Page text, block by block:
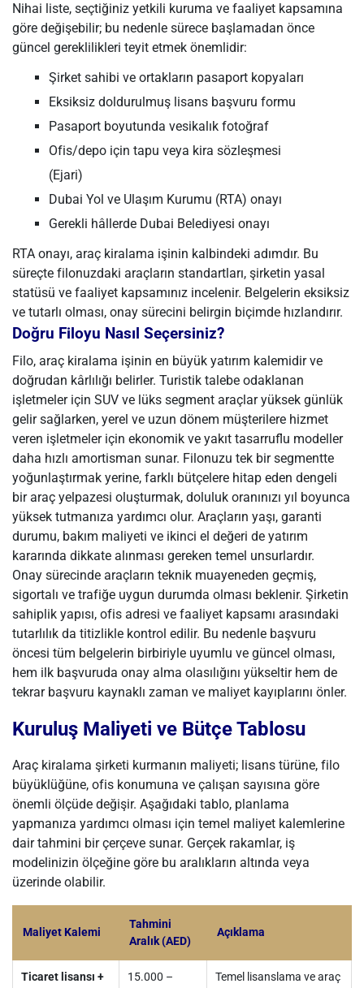
Nihai liste, seçtiğiniz yetkili kuruma ve faaliyet kapsamına
göre değişebilir; bu nedenle sürece başlamadan önce
güncel gereklilikleri teyit etmek önemlidir:
Şirket sahibi ve ortakların pasaport kopyaları
Eksiksiz doldurulmuş lisans başvuru formu
Pasaport boyutunda vesikalık fotoğraf
Ofis/depo için tapu veya kira sözleşmesi
(Ejari)
Dubai Yol ve Ulaşım Kurumu (RTA) onayı
Gerekli hâllerde Dubai Belediyesi onayı
RTA onayı, araç kiralama işinin kalbindeki adımdır. Bu
süreçte filonuzdaki araçların standartları, şirketin yasal
statüsü ve faaliyet kapsamınız incelenir. Belgelerin eksiksiz
ve tutarlı olması, onay sürecini belirgin biçimde hızlandırır.
Doğru Filoyu Nasıl Seçersiniz?
Filo, araç kiralama işinin en büyük yatırım kalemidir ve
doğrudan kârlılığı belirler. Turistik talebe odaklanan
işletmeler için SUV ve lüks segment araçlar yüksek günlük
gelir sağlarken, yerel ve uzun dönem müşterilere hizmet
veren işletmeler için ekonomik ve yakıt tasarruflu modeller
daha hızlı amortisman sunar. Filonuzu tek bir segmentte
yoğunlaştırmak yerine, farklı bütçelere hitap eden dengeli
bir araç yelpazesi oluşturmak, doluluk oranınızı yıl boyunca
yüksek tutmanıza yardımcı olur. Araçların yaşı, garanti
durumu, bakım maliyeti ve ikinci el değeri de yatırım
kararında dikkate alınması gereken temel unsurlardır.
Onay sürecinde araçların teknik muayeneden geçmiş,
sigortalı ve trafiğe uygun durumda olması beklenir. Şirketin
sahiplik yapısı, ofis adresi ve faaliyet kapsamı arasındaki
tutarlılık da titizlikle kontrol edilir. Bu nedenle başvuru
öncesi tüm belgelerin birbiriyle uyumlu ve güncel olması,
hem ilk başvuruda onay alma olasılığını yükseltir hem de
tekrar başvuru kaynaklı zaman ve maliyet kayıplarını önler.
Kuruluş Maliyeti ve Bütçe Tablosu
Araç kiralama şirketi kurmanın maliyeti; lisans türüne, filo
büyüklüğüne, ofis konumuna ve çalışan sayısına göre
önemli ölçüde değişir. Aşağıdaki tablo, planlama
yapmanıza yardımcı olması için temel maliyet kalemlerine
dair tahmini bir çerçeve sunar. Gerçek rakamlar, iş
modelinizin ölçeğine göre bu aralıkların altında veya
üzerinde olabilir.
Maliyet Kalemi
Tahmini
Aralık (AED)
Açıklama
Ticaret lisansı +
15.000 –
Temel lisanslama ve araç